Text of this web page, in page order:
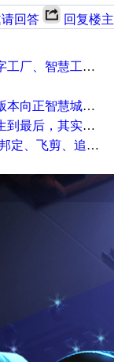
回答 回复楼主
能制造三者的区别是什么？
城市云展厅3.0版亮相
其实拼的都是人品
剪、追剪等C功能块